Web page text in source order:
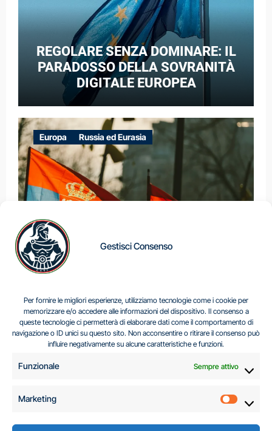
Gestisci Consenso
Per fornire le migliori esperienze, utilizziamo tecnologie come i cookie per
memorizzare e/o accedere alle informazioni del dispositivo. Il consenso a
queste tecnologie ci permetterà di elaborare dati come il comportamento di
navigazione o ID unici su questo sito. Non acconsentire o ritirare il consenso può
influire negativamente su alcune caratteristiche e funzioni.
Funzionale Sempre attivo
Marketing
REGOLARE SENZA DOMINARE: IL
PARADOSSO DELLA SOVRANITÀ
DIGITALE EUROPEA
Europa Russia ed Eurasia
Centro Analisi e Studi Italus © Tutti i diritti riservati